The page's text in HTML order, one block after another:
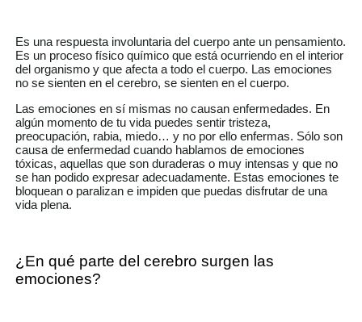
Es una respuesta involuntaria del cuerpo ante un pensamiento.
Es un proceso físico químico que está ocurriendo en el interior
del organismo y que afecta a todo el cuerpo. Las emociones
no se sienten en el cerebro, se sienten en el cuerpo.
Las emociones en sí mismas no causan enfermedades. En
algún momento de tu vida puedes sentir tristeza,
preocupación, rabia, miedo… y no por ello enfermas. Sólo son
causa de enfermedad cuando hablamos de emociones
tóxicas, aquellas que son duraderas o muy intensas y que no
se han podido expresar adecuadamente. Estas emociones te
bloquean o paralizan e impiden que puedas disfrutar de una
vida plena.
¿En qué parte del cerebro surgen las
emociones?